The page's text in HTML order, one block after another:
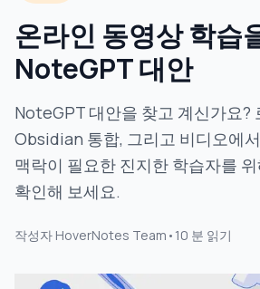
AI 영상 노트
튜토리얼
소개
블로그
온라인 동영상 학습
NoteGPT 대안
NoteGPT 대안을 찾고 계신가요?
Obsidian 통합, 그리고 비디오에
맥락이 필요한 진지한 학습자를
확인해 보세요.
작성자 HoverNotes Team • 10 분 읽기